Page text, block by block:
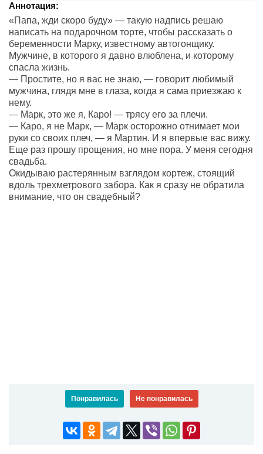
Аннотация:
«Папа, жди скоро буду» — такую надпись решаю
написать на подарочном торте, чтобы рассказать о
беременности Марку, известному автогонщику.
Мужчине, в которого я давно влюблена, и которому
спасла жизнь.
— Простите, но я вас не знаю, — говорит любимый
мужчина, глядя мне в глаза, когда я сама приезжаю к
нему.
— Марк, это же я, Каро! — трясу его за плечи.
— Каро, я не Марк, — Марк осторожно отнимает мои
руки со своих плеч, — я Мартин. И я впервые вас вижу.
Еще раз прошу прощения, но мне пора. У меня сегодня
свадьба.
Окидываю растерянным взглядом кортеж, стоящий
вдоль трехметрового забора. Как я сразу не обратила
внимание, что он свадебный?
Понравилась Не понравилась